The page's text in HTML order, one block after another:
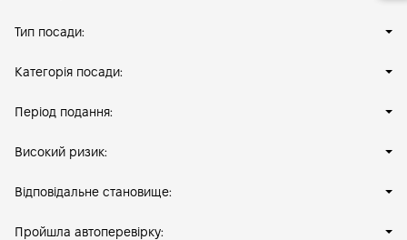
Тип посади:
Категорія посади:
Період подання:
Високий ризик:
Відповідальне становище:
Пройшла автоперевірку: